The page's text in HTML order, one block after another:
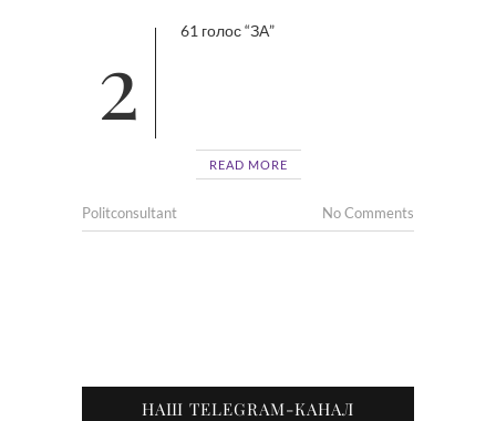
261 голос “ЗА”
READ MORE
Politconsultant No Comments
НАШ TELEGRAM-КАНАЛ